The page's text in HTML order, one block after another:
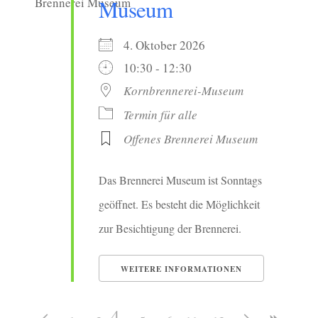
Museum
4. Oktober 2026
10:30 - 12:30
Kornbrennerei-Museum
Termin für alle
Offenes Brennerei Museum
Das Brennerei Museum ist Sonntags
geöffnet. Es besteht die Möglichkeit
zur Besichtigung der Brennerei.
WEITERE INFORMATIONEN